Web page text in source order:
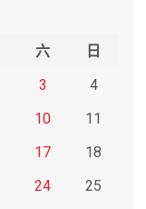
六
日
3
4
10
11
17
18
24
25